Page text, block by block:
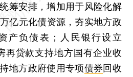
筹安排，增加用于风险化解
亿元化债资源，夯实地方政
产负债表；人民银行设立
再贷款支持地方国有企业收
地方政府使用专项债券回收